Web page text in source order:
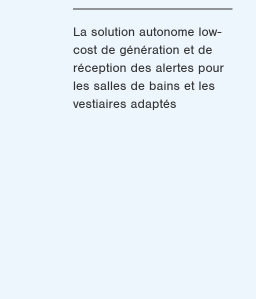
La solution autonome low-
cost de génération et de
réception des alertes pour
les salles de bains et les
vestiaires adaptés